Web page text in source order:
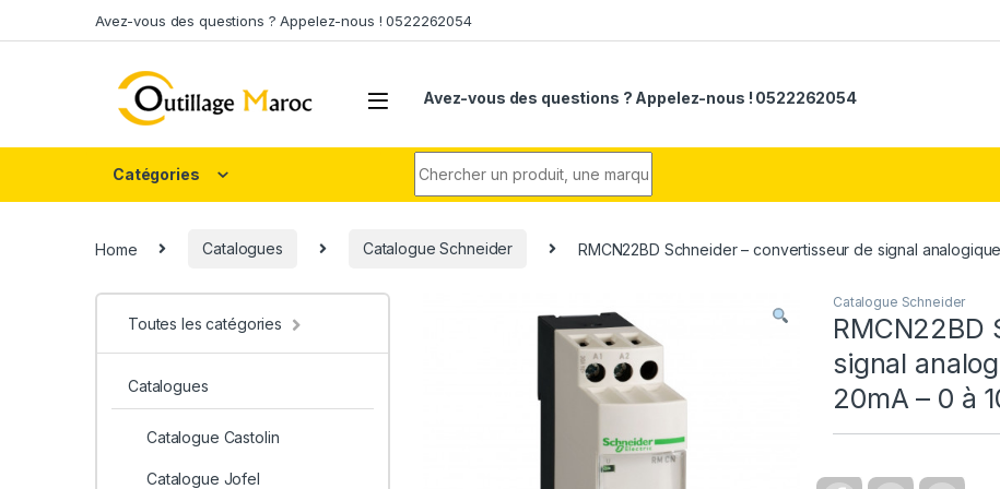
Avez-vous des questions ? Appelez-nous ! 0522262054
Avez-vous des questions ? Appelez-nous ! 0522262054
Catégories
Home Catalogues Catalogue Schneider RMCN22BD Schneider – convertisseur de signal
Catalogue Schneider
RMCN22BD
signal
20mA – 0 à
Toutes les catégories
Catalogues
Catalogue Castolin
Catalogue Jofel